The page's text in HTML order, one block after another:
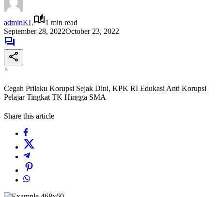
adminKL
1 min read
September 28, 2022October 23, 2022
×
Cegah Prilaku Korupsi Sejak Dini, KPK RI Edukasi Anti Korupsi
Pelajar Tingkat TK Hingga SMA
Share this article